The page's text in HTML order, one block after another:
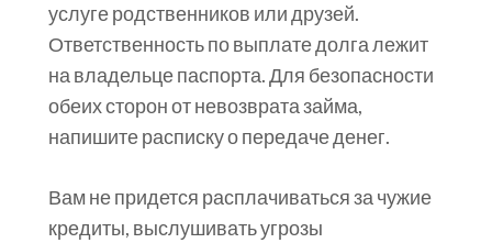
услуге родственников или друзей.
Ответственность по выплате долга лежит
на владельце паспорта. Для безопасности
обеих сторон от невозврата займа,
напишите расписку о передаче денег.
Вам не придется расплачиваться за чужие
кредиты, выслушивать угрозы